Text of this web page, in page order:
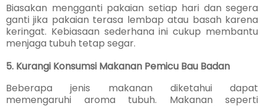
Biasakan mengganti pakaian setiap hari dan segera
ganti jika pakaian terasa lembap atau basah karena
keringat. Kebiasaan sederhana ini cukup membantu
menjaga tubuh tetap segar.
5. Kurangi Konsumsi Makanan Pemicu Bau Badan
Beberapa jenis makanan diketahui dapat
memengaruhi aroma tubuh. Makanan seperti